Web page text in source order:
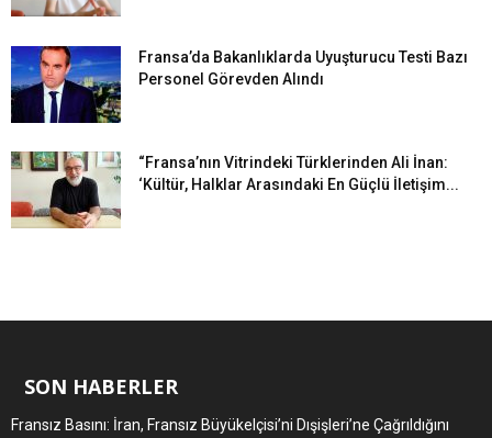
Fransa’da Bakanlıklarda Uyuşturucu Testi Bazı
Personel Görevden Alındı
“Fransa’nın Vitrindeki Türklerinden Ali İnan:
‘Kültür, Halklar Arasındaki En Güçlü İletişim...
SON HABERLER
Fransız Basını: İran, Fransız Büyükelçisi’ni Dışişleri’ne Çağrıldığını